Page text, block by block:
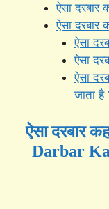
ऐसा दरबार
ऐसा दरबार
ऐसा
ऐसा
ऐसा
जाता है
ऐसा दरबार
Darbar